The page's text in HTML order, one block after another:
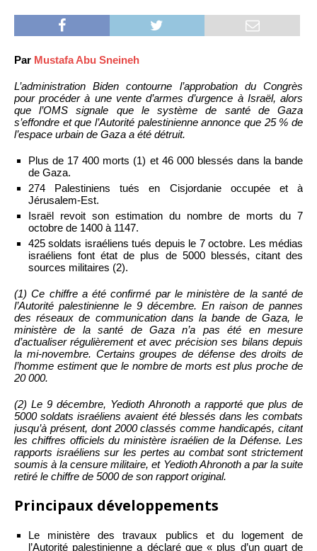
Par Mustafa Abu Sneineh
L’administration Biden contourne l’approbation du Congrès
pour procéder à une vente d’armes d’urgence à Israël, alors
que l’OMS signale que le système de santé de Gaza
s’effondre et que l’Autorité palestinienne annonce que 25 % de
l’espace urbain de Gaza a été détruit.
Plus de 17 400 morts (1) et 46 000 blessés dans la bande
de Gaza.
274 Palestiniens tués en Cisjordanie occupée et à
Jérusalem-Est.
Israël revoit son estimation du nombre de morts du 7
octobre de 1400 à 1147.
425 soldats israéliens tués depuis le 7 octobre. Les médias
israéliens font état de plus de 5000 blessés, citant des
sources militaires (2).
(1) Ce chiffre a été confirmé par le ministère de la santé de
l’Autorité palestinienne le 9 décembre. En raison de pannes
des réseaux de communication dans la bande de Gaza, le
ministère de la santé de Gaza n’a pas été en mesure
d’actualiser régulièrement et avec précision ses bilans depuis
la mi-novembre. Certains groupes de défense des droits de
l’homme estiment que le nombre de morts est plus proche de
20 000.
(2) Le 9 décembre, Yedioth Ahronoth a rapporté que plus de
5000 soldats israéliens avaient été blessés dans les combats
jusqu’à présent, dont 2000 classés comme handicapés, citant
les chiffres officiels du ministère israélien de la Défense. Les
rapports israéliens sur les pertes au combat sont strictement
soumis à la censure militaire, et Yedioth Ahronoth a par la suite
retiré le chiffre de 5000 de son rapport original.
Principaux développements
Le ministère des travaux publics et du logement de
l’Autorité palestinienne a déclaré que « plus d’un quart de